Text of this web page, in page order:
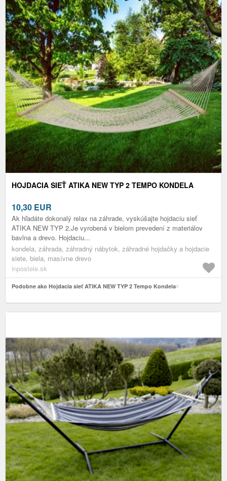
HOJDACIA SIEŤ ATIKA NEW TYP 2 TEMPO KONDELA
10,30 EUR
Ak hľadáte dokonalý relax na záhrade, vyskúšajte hojdaciu sieť
ATIKA NEW TYP 2.Je vyrobená v bielom prevedení z materiálov
bavlna a drevo. Hojdaciu...
kondela, záhrada, záhradný nábytok, záhradné hojdačky a hojdacie
siete, biela, masívne drevo
inpostele.sk
Podobne ako Hojdacia sieť ATIKA NEW TYP 2 Tempo Kondela